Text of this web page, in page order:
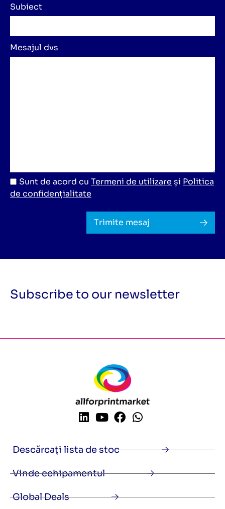
Subiect
Mesajul dvs
Sunt de acord cu Termeni de utilizare și Politica
de confidențialitate
Trimite mesaj
Subscribe to our newsletter
Descărcați lista de stoc
Vinde echipamentul
Global Deals